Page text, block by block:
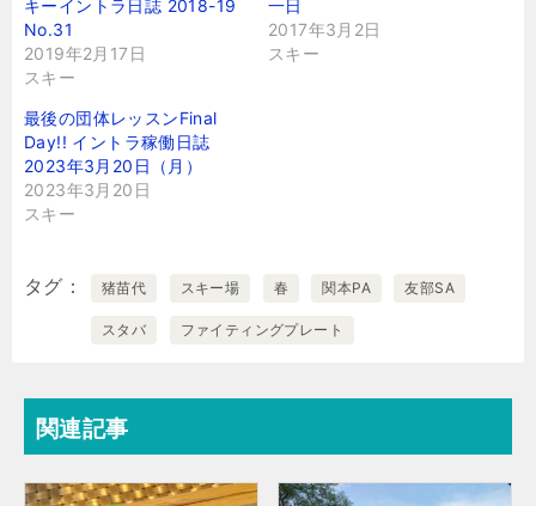
キーイントラ日誌 2018-19
No.31
2019年2月17日
スキー
一日
2017年3月2日
スキー
最後の団体レッスンFinal
Day!! イントラ稼働日誌
2023年3月20日（月）
2023年3月20日
スキー
タグ 猪苗代 スキー場 春 関本PA 友部SA
スタバ ファイティングプレート
関連記事